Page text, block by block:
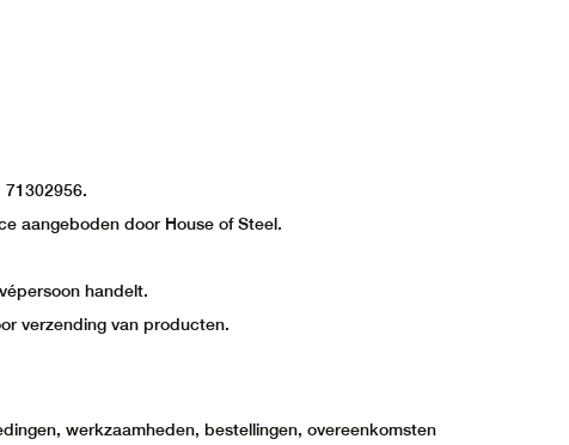
aangeboden door House of Steel.
handelt.
verzending van producten.
werkzaamheden, bestellingen, overeenkomsten